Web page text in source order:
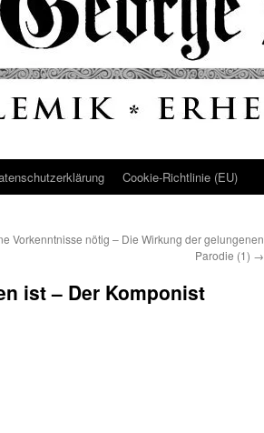
Cookie-Richtlinie (EU)
Vorkenntnisse nötig – Die Wirkung der gelungenen
Parodie (1) →
ist – Der Komponist